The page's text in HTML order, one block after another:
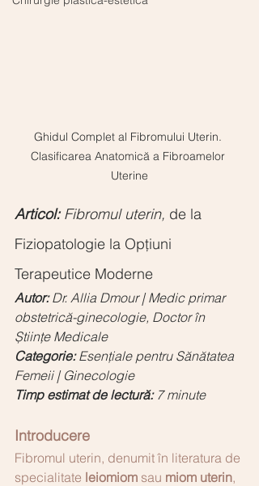
Ghidul Complet al Fibromului Uterin.
Clasificarea Anatomică a Fibroamelor
Uterine
Articol: Fibromul uterin, de la
Fiziopatologie la Opțiuni
Terapeutice Moderne
Autor: Dr. Allia Dmour | Medic primar
obstetrică-ginecologie, Doctor în
Științe Medicale
Categorie: Esențiale pentru Sănătatea
Femeii | Ginecologie
Timp estimat de lectură: 7 minute
Introducere
Fibromul uterin, denumit în literatura de
specialitate leiomiom sau miom uterin,